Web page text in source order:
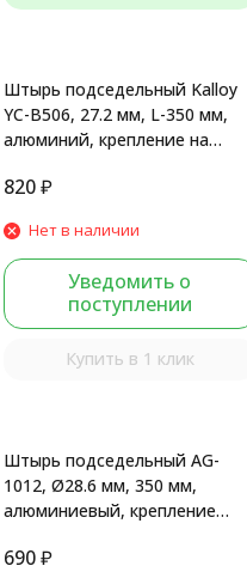
Штырь подседельный Kalloy
YC-B506, 27.2 мм, L-350 мм,
алюминий, крепление на
820 ₽
Нет в наличии
Уведомить о
поступлении
Купить в 1 клик
Штырь подседельный AG-
1012, Ø28.6 мм, 350 мм,
алюминиевый, крепление
690 ₽